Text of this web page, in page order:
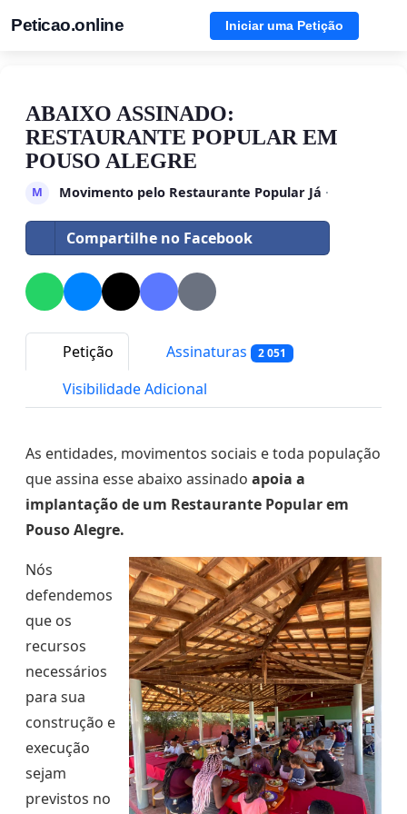
Peticao.online Iniciar uma Petição
ABAIXO ASSINADO:
RESTAURANTE POPULAR EM
POUSO ALEGRE
M Movimento pelo Restaurante Popular Já ·
Compartilhe no Facebook
Petição Assinaturas 2 051
Visibilidade Adicional
As entidades, movimentos sociais e toda população
que assina esse abaixo assinado apoia a
implantação de um Restaurante Popular em
Pouso Alegre.
Nós
defendemos
que os
recursos
necessários
para sua
construção e
execução
sejam
previstos no